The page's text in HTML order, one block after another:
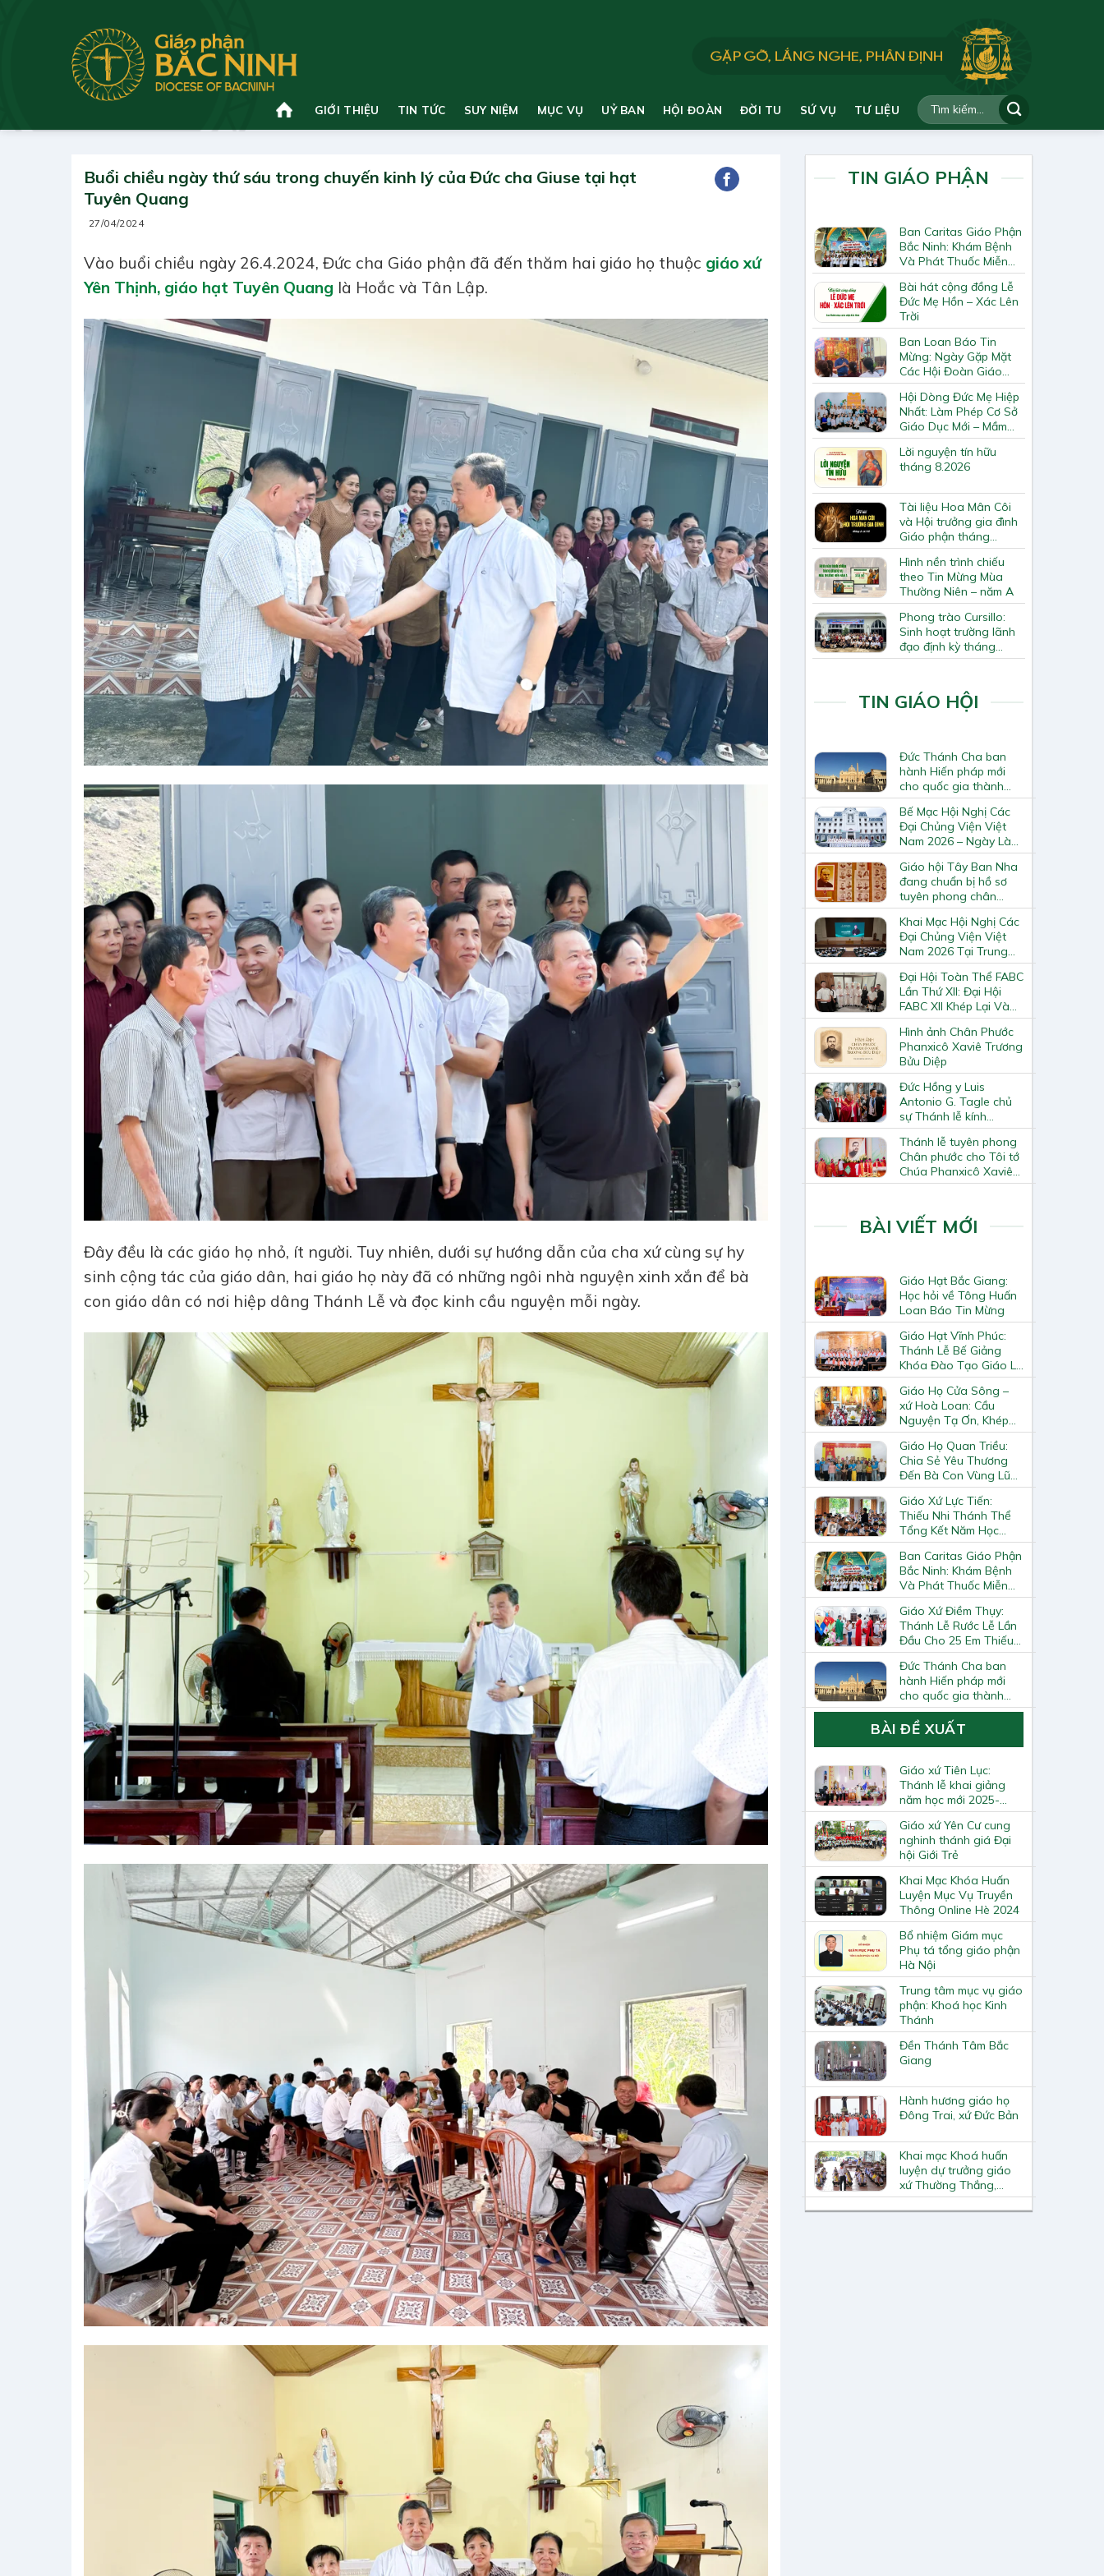
GIỚI THIỆU TIN TỨC SUY NIỆM MỤC VỤ UỶ BAN HỘI ĐOÀN ĐỜI TU SỨ VỤ TƯ LIỆU
Buổi chiều ngày thứ sáu trong chuyến kinh lý của Đức cha Giuse tại hạt
Tuyên Quang
27/04/2024
Vào buổi chiều ngày 26.4.2024, Đức cha Giáo phận đã đến thăm hai giáo họ thuộc giáo xứ
Yên Thịnh, giáo hạt Tuyên Quang là Hoắc và Tân Lập.
Đây đều là các giáo họ nhỏ, ít người. Tuy nhiên, dưới sự hướng dẫn của cha xứ cùng sự hy
sinh cộng tác của giáo dân, hai giáo họ này đã có những ngôi nhà nguyện xinh xắn để bà
con giáo dân có nơi hiệp dâng Thánh Lễ và đọc kinh cầu nguyện mỗi ngày.
TIN GIÁO PHẬN
Ban Caritas Giáo Phận
Bắc Ninh: Khám Bệnh
Và Phát Thuốc Miễn
Phí Tại Giáo Xứ Đồng
Chương
Bài hát cộng đồng Lễ
Đức Mẹ Hồn – Xác Lên
Trời
Ban Loan Báo Tin
Mừng: Ngày Gặp Mặt
Các Hội Đoàn Giáo
Hạt Bắc Giang
Hội Dòng Đức Mẹ Hiệp
Nhất: Làm Phép Cơ Sở
Giáo Dục Mới – Mầm
Non Thiên Ân
Lời nguyện tín hữu
tháng 8.2026
Tài liệu Hoa Mân Côi
và Hội trưởng gia đình
Giáo phận tháng
8.2026
Hình nền trình chiếu
theo Tin Mừng Mùa
Thường Niên – năm A
Phong trào Cursillo:
Sinh hoạt trường lãnh
đạo định kỳ tháng
7/2026
TIN GIÁO HỘI
Đức Thánh Cha ban
hành Hiến pháp mới
cho quốc gia thành
Vatican
Bế Mạc Hội Nghị Các
Đại Chủng Viện Việt
Nam 2026 – Ngày Làm
Việc Cuối Cùng
Giáo hội Tây Ban Nha
đang chuẩn bị hồ sơ
tuyên phong chân
phước và phong thánh
cho 3.344 vị
Khai Mạc Hội Nghị Các
Đại Chủng Viện Việt
Nam 2026 Tại Trung
Tâm Mục Vụ Giáo
Phận Vinh
Đại Hội Toàn Thể FABC
Lần Thứ XII: Đại Hội
FABC XII Khép Lại Và
Mở Ra Một Hành Trình
Mới Cho Giáo Hội Tại
Châu Á
Hình ảnh Chân Phước
Phanxicô Xaviê Trương
Bửu Diệp
Đức Hồng y Luis
Antonio G. Tagle chủ
sự Thánh lễ kính
Thánh Tô-ma Tông đồ
tại Nhà thờ Chính tòa
Hà Nội
Thánh lễ tuyên phong
Chân phước cho Tôi tớ
Chúa Phanxicô Xaviê
Trương Bửu Diệp
BÀI VIẾT MỚI
Giáo Hạt Bắc Giang:
Học hỏi về Tông Huấn
Loan Báo Tin Mừng
Giáo Hạt Vĩnh Phúc:
Thánh Lễ Bế Giảng
Khóa Đào Tạo Giáo Lý
Viên – Huynh Trưởng
Cấp II
Giáo Họ Cửa Sông –
xứ Hoà Loan: Cầu
Nguyện Tạ Ơn, Khép
Lại Khóa Huấn Luyện
Giáo Lý Viên Cấp II
Giáo Họ Quan Triều:
Chia Sẻ Yêu Thương
Đến Bà Con Vùng Lũ
Lai Châu
Giáo Xứ Lực Tiến:
Thiếu Nhi Thánh Thể
Tổng Kết Năm Học
Giáo Lý
Ban Caritas Giáo Phận
Bắc Ninh: Khám Bệnh
Và Phát Thuốc Miễn
Phí Tại Giáo Xứ Đồng
Chương
Giáo Xứ Điềm Thụy:
Thánh Lễ Rước Lễ Lần
Đầu Cho 25 Em Thiếu
Nhi
Đức Thánh Cha ban
hành Hiến pháp mới
cho quốc gia thành
Vatican
BÀI ĐỀ XUẤT
Giáo xứ Tiên Lục:
Thánh lễ khai giảng
năm học mới 2025-
2026
Giáo xứ Yên Cư cung
nghinh thánh giá Đại
hội Giới Trẻ
Khai Mạc Khóa Huấn
Luyện Mục Vụ Truyền
Thông Online Hè 2024
Bổ nhiệm Giám mục
Phụ tá tổng giáo phận
Hà Nội
Trung tâm mục vụ giáo
phận: Khoá học Kinh
Thánh
Đền Thánh Tâm Bắc
Giang
Hành hương giáo họ
Đông Trai, xứ Đức Bản
Khai mạc Khoá huấn
luyện dự trưởng giáo
xứ Thường Thắng,
giáo hạt Bắc Giang